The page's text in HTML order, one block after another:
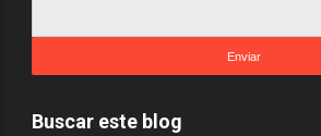
Buscar este blog